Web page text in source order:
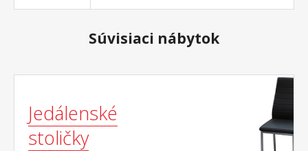
Súvisiaci nábytok
Jedálenské
stoličky